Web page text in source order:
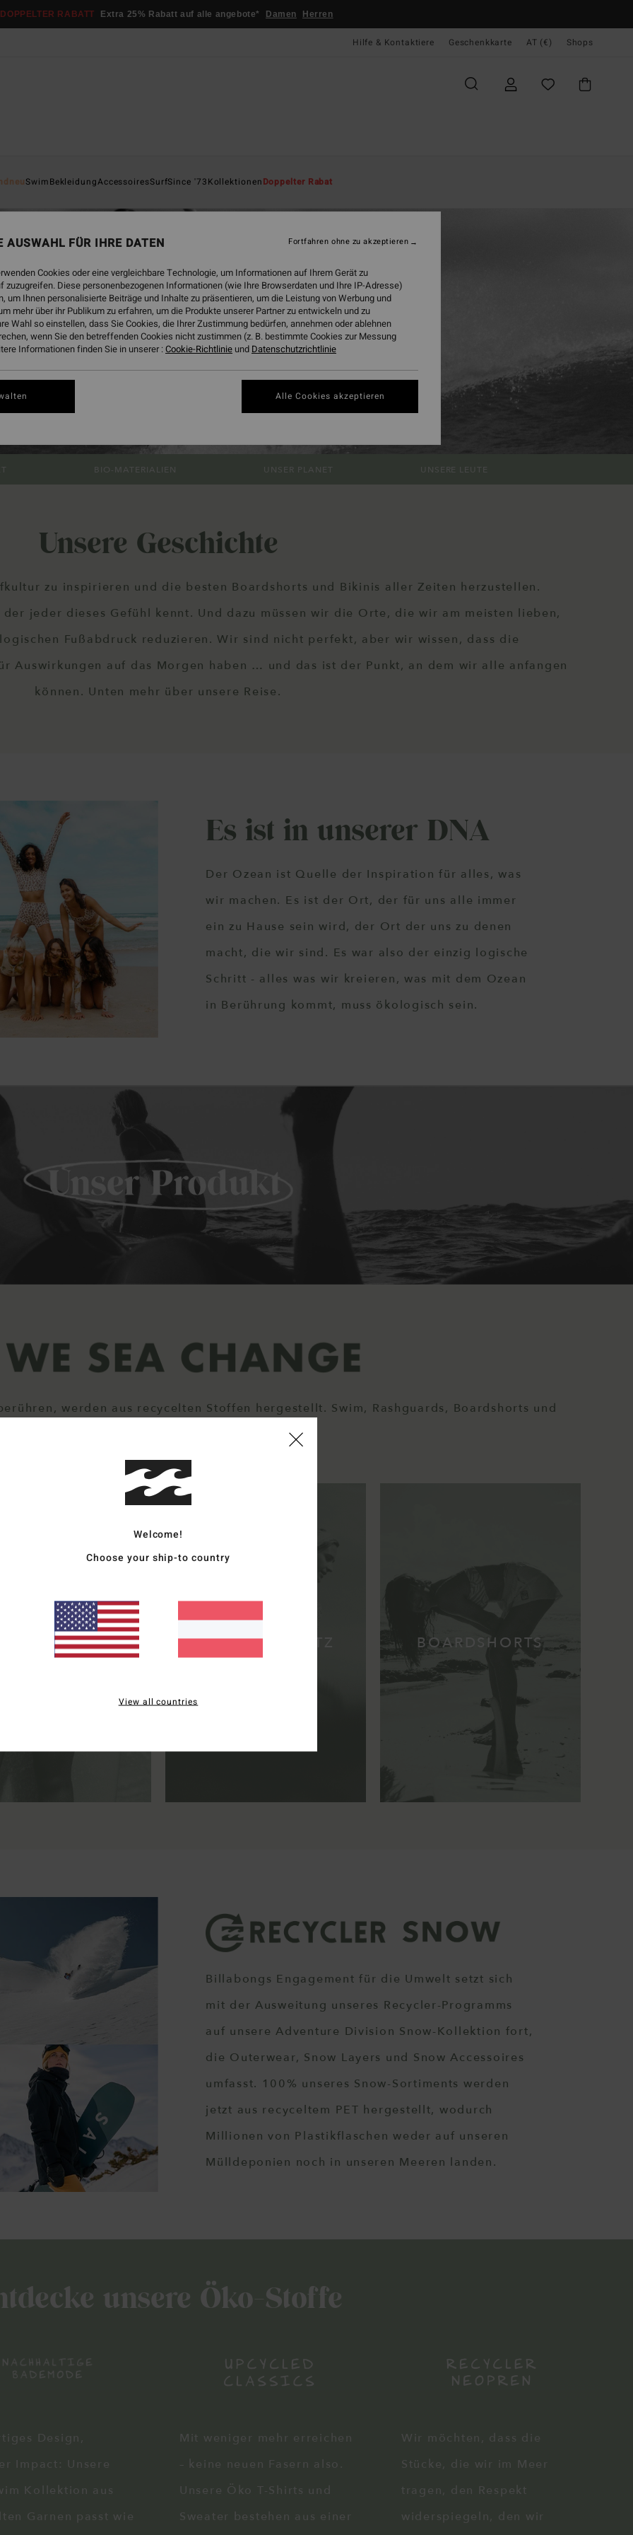
DOPPELTER RABATT Extra 25% Rabatt auf alle angebote* Damen Herren
Hilfe & Kontaktiere Geschenkkarte AT (€) Shops
SwimBekleidungAccessoiresSurfSince '73KollektionenDoppelter Rabat
BIO-MATERIALIEN UNSER PLANET UNSERE LEUTE
Unsere Geschichte
zu inspirieren und die besten Boardshorts und Bikinis aller Zeiten herzustellen.
jeder dieses Gefühl kennt. Und dazu müssen wir die Orte, die wir am meisten lieben,
Fußabdruck reduzieren. Wir sind nicht perfekt, aber wir wissen, dass die
Auswirkungen auf das Morgen haben … und das ist der Punkt, an dem wir alle anfangen
können. Unten mehr über unsere Reise.
Es ist in unserer DNA
Der Ozean ist Quelle der Inspiration für alles, was
wir machen. Es ist der Ort, der für uns alle immer
ein zu Hause sein wird, der Ort der uns zu denen
macht, die wir sind. Es war also der einzig logische
Schritt - alles was wir kreieren, was mit dem Ozean
in Berührung kommt, muss ökologisch sein.
werden aus recycelten Stoffen hergestellt. Swim, Rashguards, Boardshorts und
NEOPREN SONNENSCHUTZ BOARDSHORTS
Billabongs Engagement für die Umwelt setzt sich
mit der Ausweitung unseres Recycler-Programms
auf unsere Adventure Division Snow-Kollektion fort,
die Outerwear, Snow Layers und Snow Accessoires
umfasst. 100% unseres Snow-Sortiments werden
jetzt aus recyceltem PET hergestellt, wodurch
Millionen von Plastikflaschen weder auf unseren
Mülldeponien noch in unseren Meeren landen.
unsere Öko-Stoffe
Design,
Impact: Unsere
Kollektion aus
Garnen passt wie
Mit weniger mehr erreichen
– keine neuen Fasern also.
Unsere Öko T-Shirts und
Sweater bestehen aus einer
Wir möchten, dass die
Stücke, die wir im Meer
tragen, den Respekt
widerspiegeln, den wir
Welcome!
Choose your ship-to country
View all countries
AUSWAHL FÜR IHRE DATEN
Cookies oder eine vergleichbare Technologie, um Informationen auf Ihrem Gerät zu
zuzugreifen. Diese personenbezogenen Informationen (wie Ihre Browserdaten und Ihre IP-Adresse)
um Ihnen personalisierte Beiträge und Inhalte zu präsentieren, um die Leistung von Werbung und
mehr über ihr Publikum zu erfahren, um die Produkte unserer Partner zu entwickeln und zu
Wahl so einstellen, dass Sie Cookies, die Ihrer Zustimmung bedürfen, annehmen oder ablehnen
wenn Sie den betreffenden Cookies nicht zustimmen (z. B. bestimmte Cookies zur Messung
Informationen finden Sie in unserer :Cookie-Richtlinie und Datenschutzrichtlinie
Fortfahren ohne zu akzeptieren
Alle Cookies akzeptieren